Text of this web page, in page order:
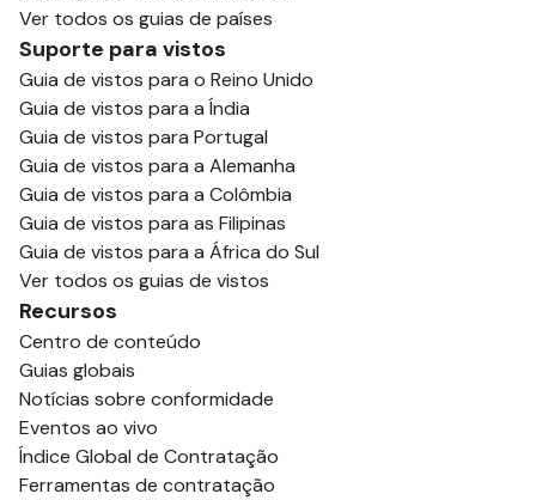
Ver todos os guias de países
Suporte para vistos
Guia de vistos para o Reino Unido
Guia de vistos para a Índia
Guia de vistos para Portugal
Guia de vistos para a Alemanha
Guia de vistos para a Colômbia
Guia de vistos para as Filipinas
Guia de vistos para a África do Sul
Ver todos os guias de vistos
Recursos
Centro de conteúdo
Guias globais
Notícias sobre conformidade
Eventos ao vivo
Índice Global de Contratação
Ferramentas de contratação